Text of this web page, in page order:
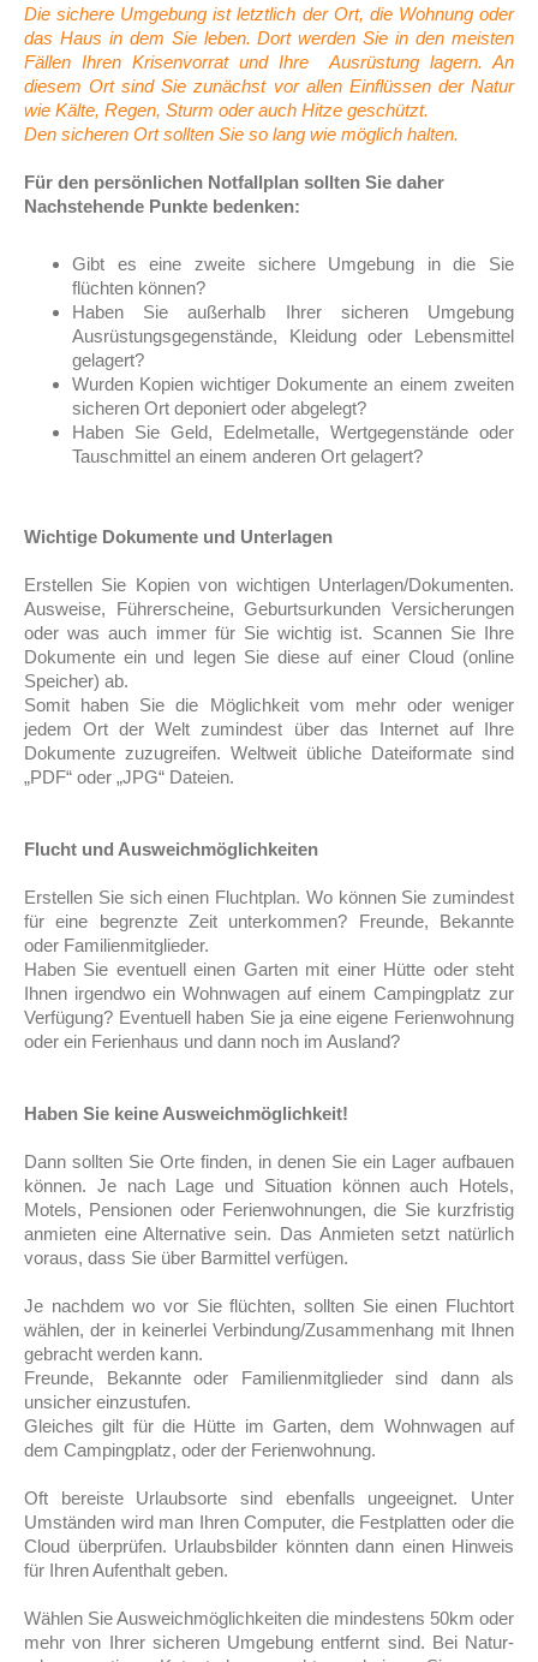
Die sichere Umgebung ist letztlich der Ort, die Wohnung oder
das Haus in dem Sie leben. Dort werden Sie in den meisten
Fällen Ihren Krisenvorrat und Ihre Ausrüstung lagern. An
diesem Ort sind Sie zunächst vor allen Einflüssen der Natur
wie Kälte, Regen, Sturm oder auch Hitze geschützt.
Den sicheren Ort sollten Sie so lang wie möglich halten.
Für den persönlichen Notfallplan sollten Sie daher
Nachstehende Punkte bedenken:
Gibt es eine zweite sichere Umgebung in die Sie
flüchten können?
Haben Sie außerhalb Ihrer sicheren Umgebung
Ausrüstungsgegenstände, Kleidung oder Lebensmittel
gelagert?
Wurden Kopien wichtiger Dokumente an einem zweiten
sicheren Ort deponiert oder abgelegt?
Haben Sie Geld, Edelmetalle, Wertgegenstände oder
Tauschmittel an einem anderen Ort gelagert?
Wichtige Dokumente und Unterlagen
Erstellen Sie Kopien von wichtigen Unterlagen/Dokumenten.
Ausweise, Führerscheine, Geburtsurkunden Versicherungen
oder was auch immer für Sie wichtig ist. Scannen Sie Ihre
Dokumente ein und legen Sie diese auf einer Cloud (online
Speicher) ab.
Somit haben Sie die Möglichkeit vom mehr oder weniger
jedem Ort der Welt zumindest über das Internet auf Ihre
Dokumente zuzugreifen. Weltweit übliche Dateiformate sind
„PDF“ oder „JPG“ Dateien.
Flucht und Ausweichmöglichkeiten
Erstellen Sie sich einen Fluchtplan. Wo können Sie zumindest
für eine begrenzte Zeit unterkommen? Freunde, Bekannte
oder Familienmitglieder.
Haben Sie eventuell einen Garten mit einer Hütte oder steht
Ihnen irgendwo ein Wohnwagen auf einem Campingplatz zur
Verfügung? Eventuell haben Sie ja eine eigene Ferienwohnung
oder ein Ferienhaus und dann noch im Ausland?
Haben Sie keine Ausweichmöglichkeit!
Dann sollten Sie Orte finden, in denen Sie ein Lager aufbauen
können. Je nach Lage und Situation können auch Hotels,
Motels, Pensionen oder Ferienwohnungen, die Sie kurzfristig
anmieten eine Alternative sein. Das Anmieten setzt natürlich
voraus, dass Sie über Barmittel verfügen.
Je nachdem wo vor Sie flüchten, sollten Sie einen Fluchtort
wählen, der in keinerlei Verbindung/Zusammenhang mit Ihnen
gebracht werden kann.
Freunde, Bekannte oder Familienmitglieder sind dann als
unsicher einzustufen.
Gleiches gilt für die Hütte im Garten, dem Wohnwagen auf
dem Campingplatz, oder der Ferienwohnung.
Oft bereiste Urlaubsorte sind ebenfalls ungeeignet. Unter
Umständen wird man Ihren Computer, die Festplatten oder die
Cloud überprüfen. Urlaubsbilder könnten dann einen Hinweis
für Ihren Aufenthalt geben.
Wählen Sie Ausweichmöglichkeiten die mindestens 50km oder
mehr von Ihrer sicheren Umgebung entfernt sind. Bei Natur-